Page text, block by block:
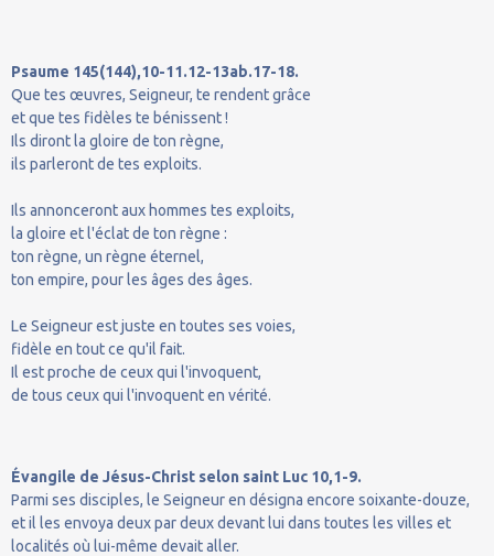
Psaume 145(144),10-11.12-13ab.17-18.
Que tes œuvres, Seigneur, te rendent grâce
et que tes fidèles te bénissent !
Ils diront la gloire de ton règne,
ils parleront de tes exploits.
Ils annonceront aux hommes tes exploits,
la gloire et l'éclat de ton règne :
ton règne, un règne éternel,
ton empire, pour les âges des âges.
Le Seigneur est juste en toutes ses voies,
fidèle en tout ce qu'il fait.
Il est proche de ceux qui l'invoquent,
de tous ceux qui l'invoquent en vérité.
Évangile de Jésus-Christ selon saint Luc 10,1-9.
Parmi ses disciples, le Seigneur en désigna encore soixante-douze,
et il les envoya deux par deux devant lui dans toutes les villes et
localités où lui-même devait aller.